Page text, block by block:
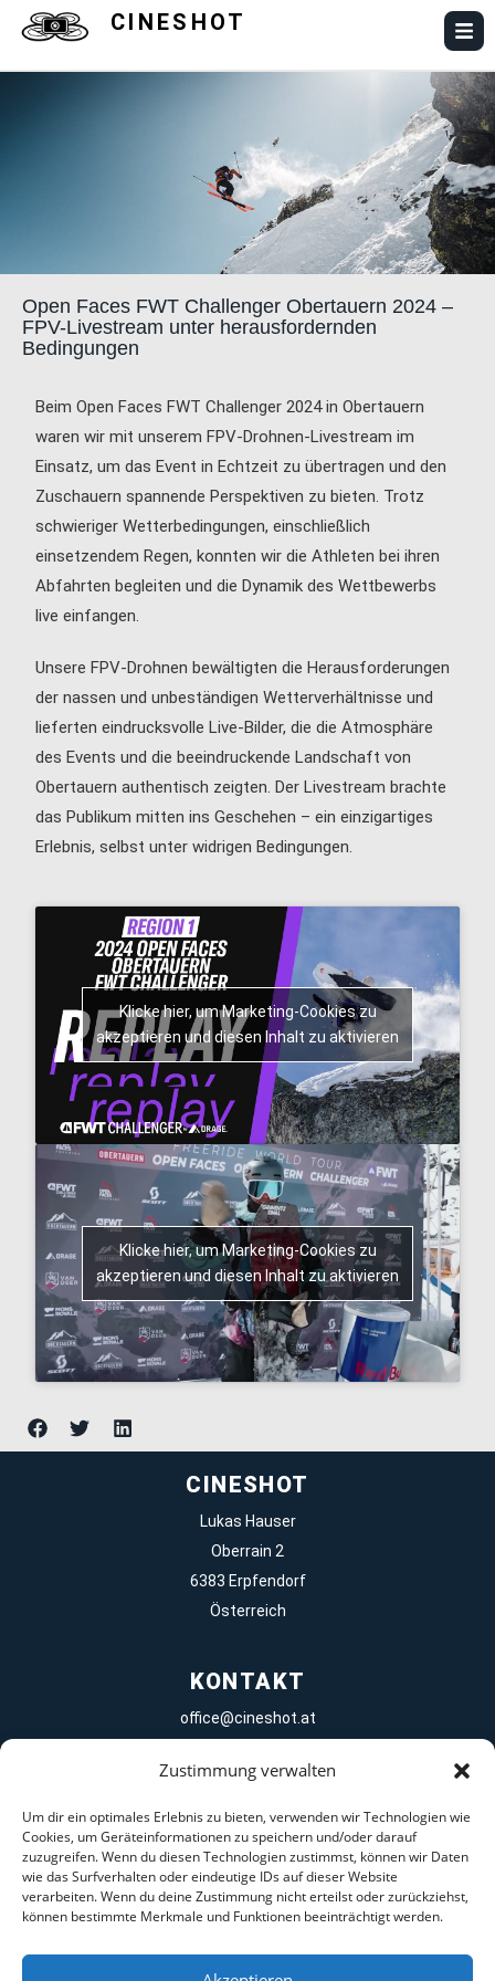
Zustimmung verwalten
Um dir ein optimales Erlebnis zu bieten, verwenden wir Technologien wie
Cookies, um Geräteinformationen zu speichern und/oder darauf
zuzugreifen. Wenn du diesen Technologien zustimmst, können wir Daten
wie das Surfverhalten oder eindeutige IDs auf dieser Website
verarbeiten. Wenn du deine Zustimmung nicht erteilst oder zurückziehst,
können bestimmte Merkmale und Funktionen beeinträchtigt werden.
CINESHOT
Open Faces FWT Challenger Obertauern 2024 –
FPV-Livestream unter herausfordernden
Bedingungen
Beim Open Faces FWT Challenger 2024 in Obertauern
waren wir mit unserem FPV-Drohnen-Livestream im
Einsatz, um das Event in Echtzeit zu übertragen und den
Zuschauern spannende Perspektiven zu bieten. Trotz
schwieriger Wetterbedingungen, einschließlich
einsetzendem Regen, konnten wir die Athleten bei ihren
Abfahrten begleiten und die Dynamik des Wettbewerbs
live einfangen.
Unsere FPV-Drohnen bewältigten die Herausforderungen
der nassen und unbeständigen Wetterverhältnisse und
lieferten eindrucksvolle Live-Bilder, die die Atmosphäre
des Events und die beeindruckende Landschaft von
Obertauern authentisch zeigten. Der Livestream brachte
das Publikum mitten ins Geschehen – ein einzigartiges
Erlebnis, selbst unter widrigen Bedingungen.
Klicke hier, um Marketing-Cookies zu
akzeptieren und diesen Inhalt zu aktivieren
Klicke hier, um Marketing-Cookies zu
akzeptieren und diesen Inhalt zu aktivieren
CINESHOT
Lukas Hauser
Oberrain 2
6383 Erpfendorf
Österreich
KONTAKT
office@cineshot.at